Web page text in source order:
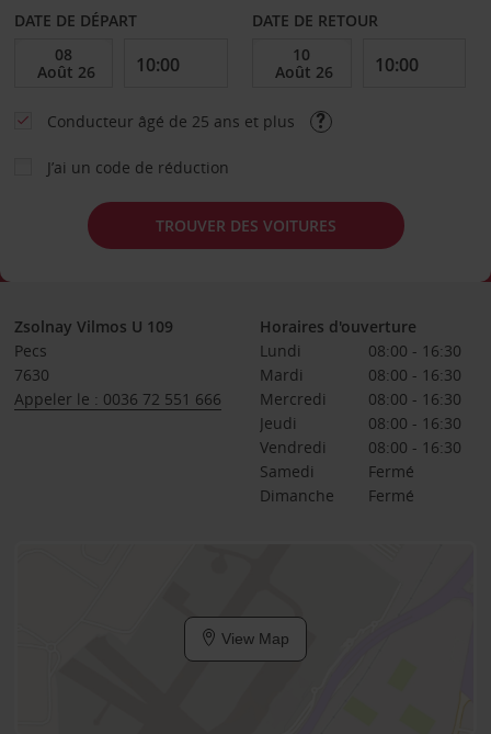
DATE DE DÉPART DATE DE RETOUR
Conducteur âgé de 25 ans et plus
J’ai un code de réduction
TROUVER DES VOITURES
Zsolnay Vilmos U 109
Pecs
7630
Appeler le : 0036 72 551 666
Horaires d'ouverture
Lundi
08:00 - 16:30
Mardi
08:00 - 16:30
Mercredi
08:00 - 16:30
Jeudi
08:00 - 16:30
Vendredi
08:00 - 16:30
Samedi
Fermé
Dimanche
Fermé
View Map